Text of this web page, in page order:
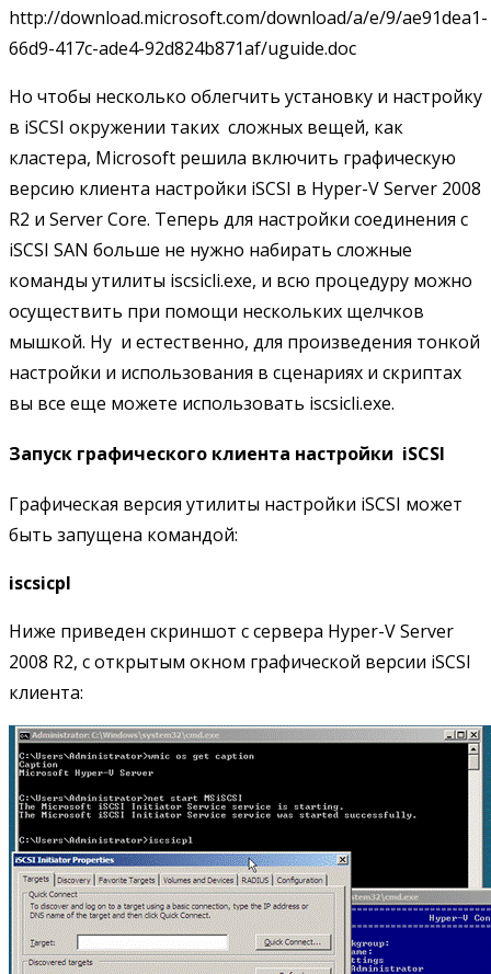
http://download.microsoft.com/download/a/e/9/ae91dea1-
66d9-417c-ade4-92d824b871af/uguide.doc
Но чтобы несколько облегчить установку и настройку
в iSCSI окружении таких сложных вещей, как
кластера, Microsoft решила включить графическую
версию клиента настройки iSCSI в Hyper-V Server 2008
R2 и Server Core. Теперь для настройки соединения с
iSCSI SAN больше не нужно набирать сложные
команды утилиты iscsicli.exe, и всю процедуру можно
осуществить при помощи нескольких щелчков
мышкой. Ну и естественно, для произведения тонкой
настройки и использования в сценариях и скриптах
вы все еще можете использовать iscsicli.exe.
Запуск графического клиента настройки iSCSI
Графическая версия утилиты настройки iSCSI может
быть запущена командой:
iscsicpl
Ниже приведен скриншот с сервера Hyper-V Server
2008 R2, с открытым окном графической версии iSCSI
клиента: